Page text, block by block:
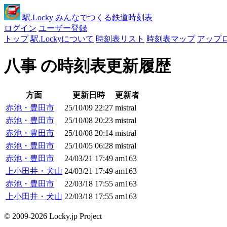
駅.Locky みんなでつくる鉄道時刻表
ログイン ユーザー登録
トップ 駅.Lockyについて 時刻表リスト 時刻表マップ アップ
八事 の時刻表更新履歴
方面 更新日時
更新者
赤池・豊田市
25/10/09 22:27 mistral
赤池・豊田市
25/10/08 20:23 mistral
赤池・豊田市
25/10/08 20:14 mistral
赤池・豊田市
25/10/05 06:28 mistral
赤池・豊田市
24/03/21 17:49 am163
上小田井・犬山 24/03/21 17:49 am163
赤池・豊田市
22/03/18 17:55 am163
上小田井・犬山 22/03/18 17:55 am163
© 2009-2026 Locky.jp Project